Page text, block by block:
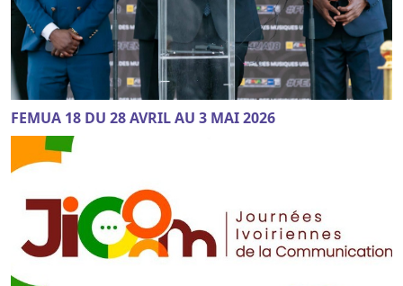
FEMUA 18 DU 28 AVRIL AU 3 MAI 2026